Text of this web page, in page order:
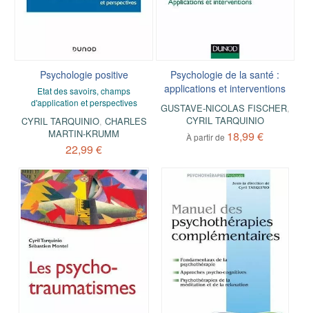
Psychologie positive
Etat des savoirs, champs
d'application et perspectives
CYRIL TARQUINIO, CHARLES
MARTIN-KRUMM
22,99 €
Psychologie de la santé :
applications et interventions
GUSTAVE-NICOLAS FISCHER,
CYRIL TARQUINIO
À partir de 18,99 €